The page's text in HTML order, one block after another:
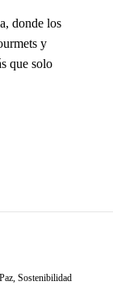
donde los
y
que solo
Paz, Sostenibilidad